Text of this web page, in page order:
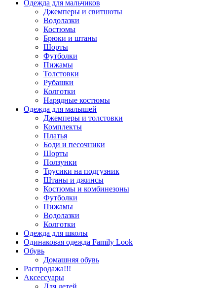
Одежда для мальчиков
Джемперы и свитшоты
Водолазки
Костюмы
Брюки и штаны
Шорты
Футболки
Пижамы
Толстовки
Рубашки
Колготки
Нарядные костюмы
Одежда для малышей
Джемперы и толстовки
Комплекты
Платья
Боди и песочники
Шорты
Ползунки
Трусики на подгузник
Штаны и джинсы
Костюмы и комбинезоны
Футболки
Пижамы
Водолазки
Колготки
Одежда для школы
Одинаковая одежда Family Look
Обувь
Домашняя обувь
Распродажа!!!
Аксессуары